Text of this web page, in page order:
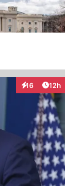
16
Interaktionen
12h